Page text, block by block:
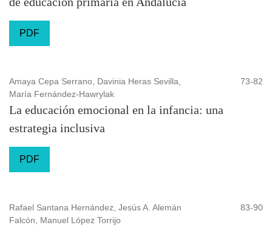
PDF
Amaya Cepa Serrano, Davinia Heras Sevilla,
María Fernández-Hawrylak
73-82
La educación emocional en la infancia: una
estrategia inclusiva
PDF
Rafael Santana Hernández, Jesús A. Alemán
Falcón, Manuel López Torrijo
83-90